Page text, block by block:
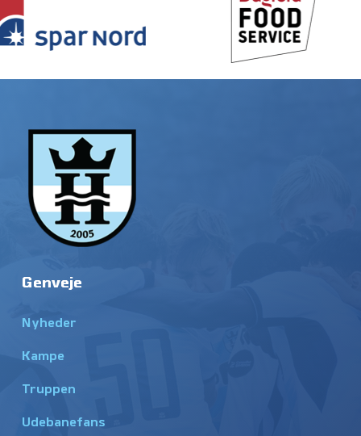
Genveje
Nyheder
Kampe
Truppen
Udebanefans